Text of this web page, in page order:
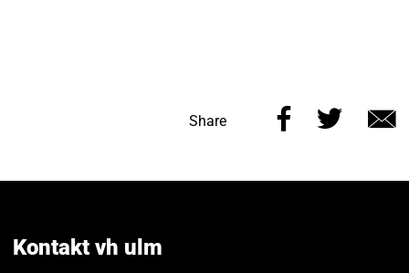
Share
Share
page
Share
page
Kontakt vh ulm